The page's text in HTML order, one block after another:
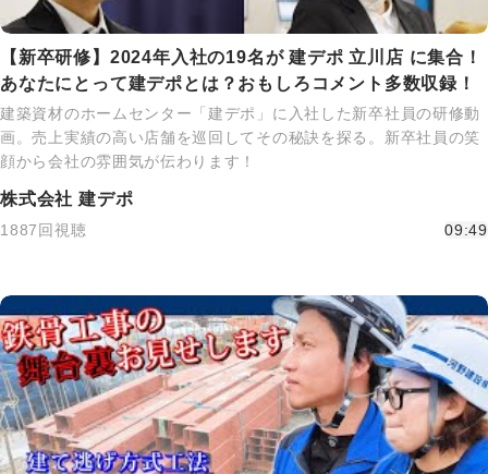
【新卒研修】2024年入社の19名が 建デポ 立川店 に集合！
あなたにとって建デポとは？おもしろコメント多数収録！
建築資材のホームセンター「建デポ」に入社した新卒社員の研修動
画。売上実績の高い店舗を巡回してその秘訣を探る。新卒社員の笑
顔から会社の雰囲気が伝わります！
株式会社 建デポ
1887回視聴 09:49